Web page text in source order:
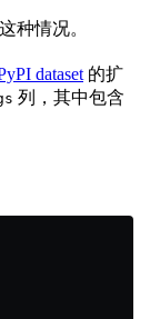
种情况。
dataset 的扩
列，其中包含